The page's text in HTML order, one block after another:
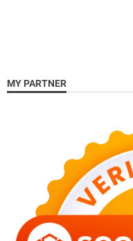
MY PARTNER